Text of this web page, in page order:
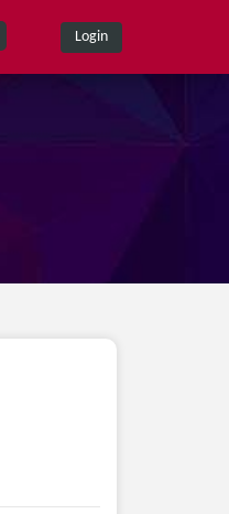
Login